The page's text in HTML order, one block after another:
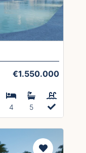
€1.550.000
4 5